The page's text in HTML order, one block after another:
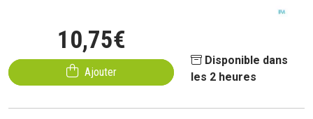
10,75€
Ajouter
Disponible dans
les 2 heures